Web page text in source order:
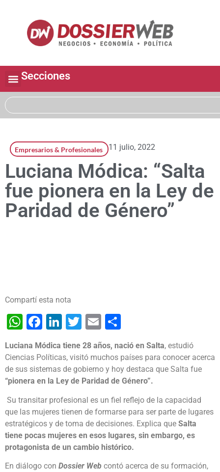
Secciones
Empresarios & Profesionales 11 julio, 2022
Luciana Módica: “Salta
fue pionera en la Ley de
Paridad de Género”
Compartí esta nota
WhatsApp
Facebook
LinkedIn
Twitter
Email
Luciana Módica tiene 28 años, nació en Salta, estudió
Ciencias Políticas, visitó muchos países para conocer acerca
de sus sistemas de gobierno y hoy destaca que Salta fue
“pionera en la Ley de Paridad de Género”.
Su transitar profesional es un fiel reflejo de la capacidad
que las mujeres tienen de formarse para ser parte de lugares
estratégicos y de toma de decisiones. Explica que Salta
tiene pocas mujeres en esos lugares, sin embargo, es
protagonista de un cambio histórico.
En diálogo con Dossier Web contó acerca de su formación,